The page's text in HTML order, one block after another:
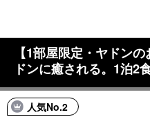
【1部屋限定・ヤドン
ドンに癒される。1泊2
人気No.2